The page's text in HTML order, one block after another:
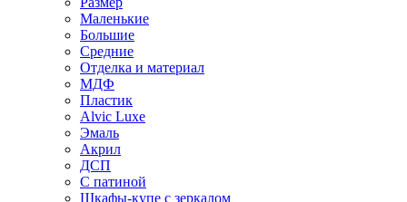
Маленькие
Большие
Средние
Отделка и материал
МДФ
Пластик
Alvic Luxe
Эмаль
Акрил
ДСП
С патиной
Шкафы-купе с зеркалом